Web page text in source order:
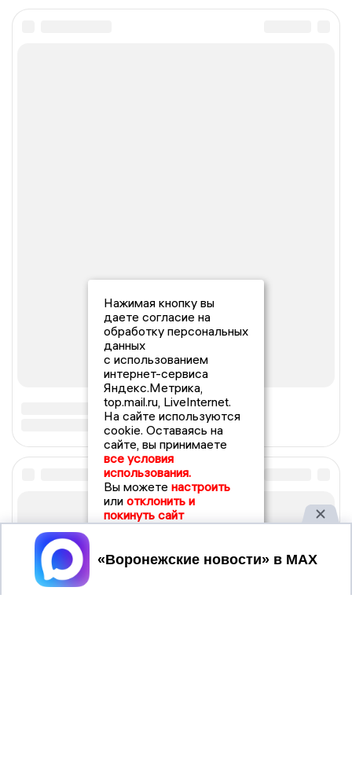
Нажимая кнопку вы
даете согласие на
обработку персональных
данных
с использованием
интернет-сервиса
Яндекс.Метрика,
top.mail.ru, LiveInternet.
На сайте используются
cookie. Оставаясь на
сайте, вы принимаете
все условия
использования.
Вы можете настроить
или отклонить и
покинуть сайт
Принять